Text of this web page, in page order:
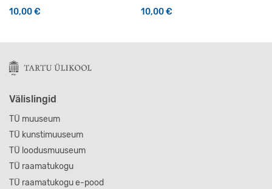
10,00€ 10,00€
Välislingid
TÜ muuseum
TÜ kunstimuuseum
TÜ loodusmuuseum
TÜ raamatukogu
TÜ raamatukogu e-pood